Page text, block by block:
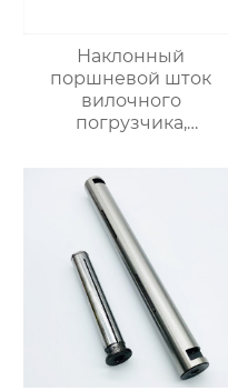
Наклонный
поршневой шток
вилочного
погрузчика,
линейный стальной
вал, линейный
подшипниковый вал,
жесткий
хромированный
полированный вал,
доступна
кастомизация, прямая
продажа с завода.